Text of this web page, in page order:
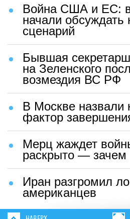
Война США и ЕС:
начали
сценарий
Бывшая
на Зеленского
возмездия ВС РФ
В Москве назвали
фактор
Мерц жаждет
раскрыто — зачем
Иран разгромил
американцев